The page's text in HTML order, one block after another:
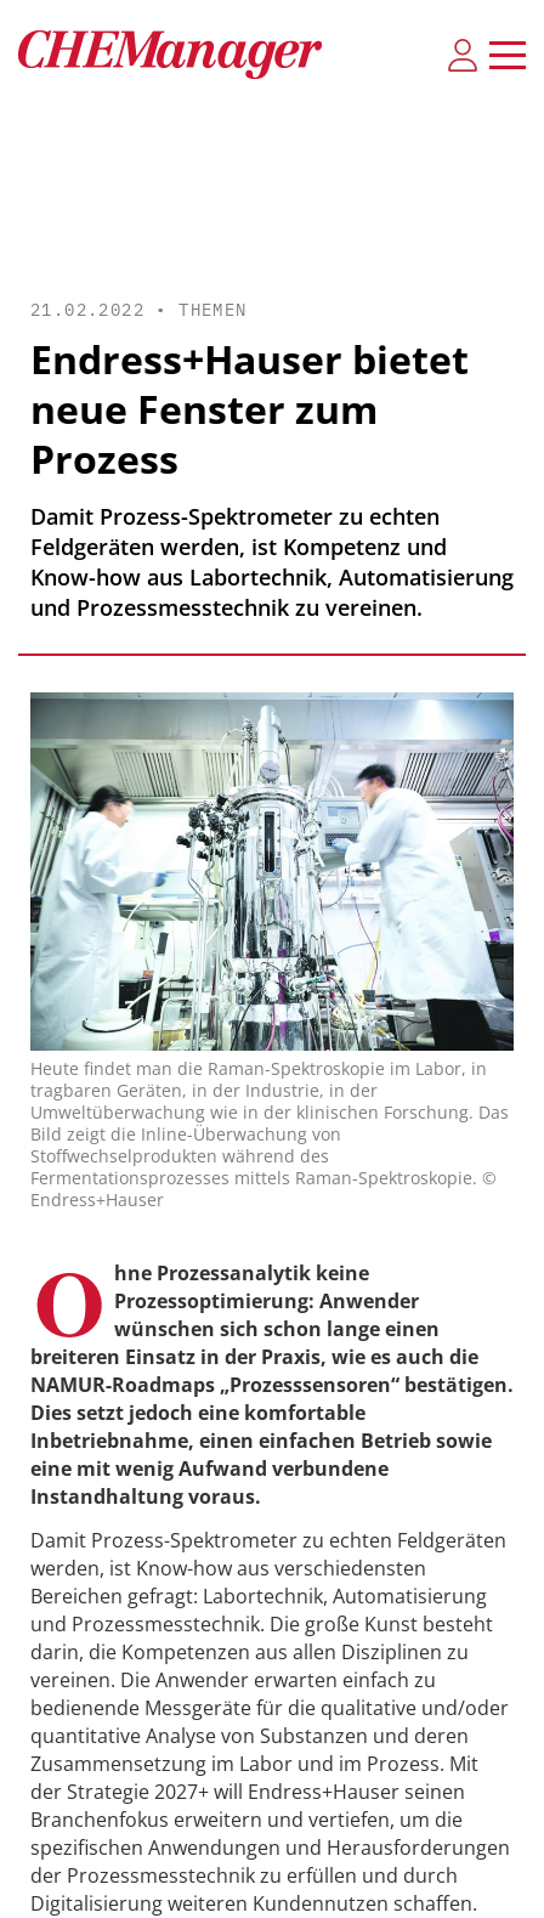
21.02.2022 •THEMEN
Endress+Hauser bietet
neue Fenster zum
Prozess
Damit Prozess-Spektrometer zu echten
Feldgeräten werden, ist Kompetenz und
Know-how aus Labortechnik, Automatisierung
und Prozessmesstechnik zu vereinen.
Heute findet man die Raman-Spektroskopie im Labor, in
tragbaren Geräten, in der Industrie, in der
Umweltüberwachung wie in der klinischen Forschung. Das
Bild zeigt die Inline-Überwachung von
Stoffwechselprodukten während des
Fermentationsprozesses mittels Raman-Spektroskopie. ©
Endress+Hauser
O hne Prozessanalytik keine
Prozessoptimierung: Anwender
wünschen sich schon lange einen
breiteren Einsatz in der Praxis, wie es auch die
NAMUR-Roadmaps „Prozesssensoren“ bestätigen.
Dies setzt jedoch eine komfortable
Inbetriebnahme, einen einfachen Betrieb sowie
eine mit wenig Aufwand verbundene
Instandhaltung voraus.
Damit Prozess-Spektrometer zu echten Feldgeräten
werden, ist Know-how aus verschiedensten
Bereichen gefragt: Labortechnik, Automatisierung
und Prozessmesstechnik. Die große Kunst besteht
darin, die Kompetenzen aus allen Disziplinen zu
vereinen. Die Anwender erwarten einfach zu
bedienende Messgeräte für die qualitative und/oder
quantitative Analyse von Substanzen und deren
Zusammensetzung im Labor und im Prozess. Mit
der Strategie 2027+ will Endress+Hauser seinen
Branchenfokus erweitern und vertiefen, um die
spezifischen Anwendungen und Herausforderungen
der Prozessmesstechnik zu erfüllen und durch
Digitalisierung weiteren Kundennutzen schaffen.